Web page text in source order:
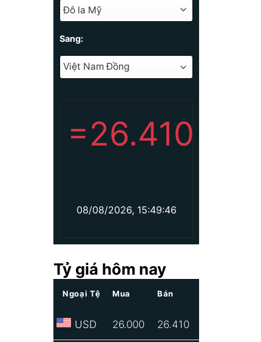
Sang:
=26.410
08/08/2026, 15:49:46
Tỷ giá hôm nay
Ngoại Tệ Mua Bán
USD 26.000 26.410